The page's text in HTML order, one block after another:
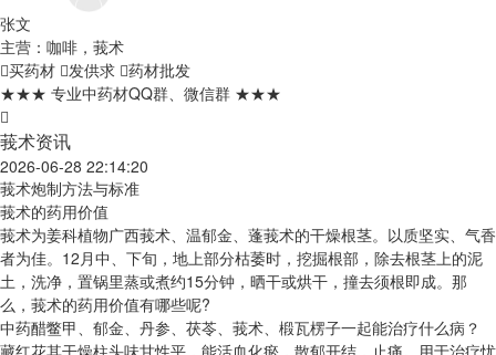
张文
主营：咖啡，莪术
买药材 发供求 药材批发
★★★ 专业中药材QQ群、微信群 ★★★
莪术资讯
2026-06-28 22:14:20
莪术炮制方法与标准
莪术的药用价值
莪术为姜科植物广西莪术、温郁金、蓬莪术的干燥根茎。以质坚实、气香
者为佳。12月中、下旬，地上部分枯萎时，挖掘根部，除去根茎上的泥
土，洗净，置锅里蒸或煮约15分钟，晒干或烘干，撞去须根即成。那
么，莪术的药用价值有哪些呢?
中药醋鳖甲、郁金、丹参、茯苓、莪术、椴瓦楞子一起能治疗什么病？
藏红花其干燥柱头味甘性平，能活血化瘀，散郁开结，止痛。用于治疗忧